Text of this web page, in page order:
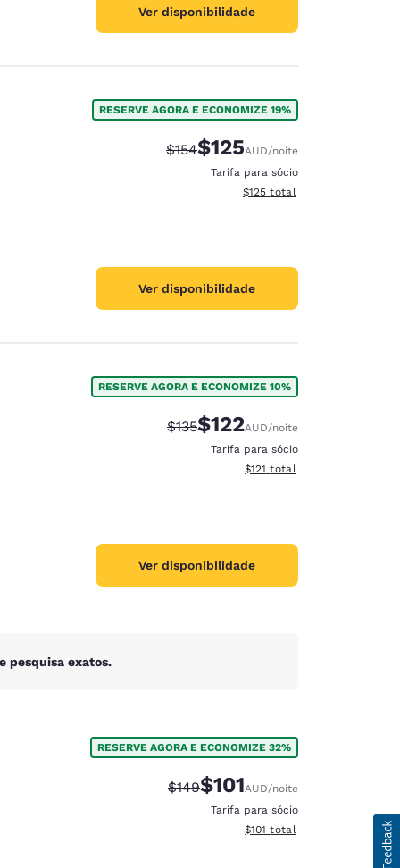
Ver disponibilidade
RESERVE AGORA E ECONOMIZE 19%
Tarifa anterior “tachada”:
$154Tarifa com desconto:
$125AUD/noite
Tarifa para sócio
Exibir detalhes do total
$125 total
Ver disponibilidade
RESERVE AGORA E ECONOMIZE 10%
Tarifa anterior “tachada”:
$135Tarifa com desconto:
$122AUD/noite
Tarifa para sócio
Exibir detalhes do total
$121 total
Ver disponibilidade
pesquisa exatos.
RESERVE AGORA E ECONOMIZE 32%
Tarifa anterior “tachada”:
$149Tarifa com desconto:
$101AUD/noite
Tarifa para sócio
Exibir detalhes do total
$101 total